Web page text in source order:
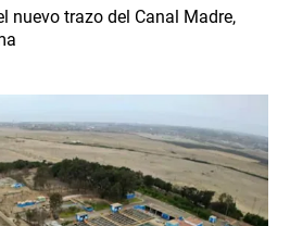
nuevo trazo del Canal Madre,